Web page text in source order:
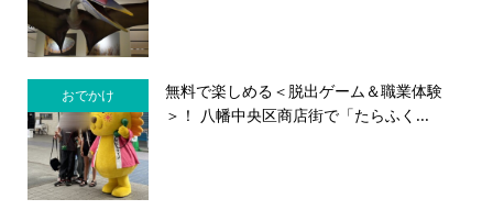
おでかけ
無料で楽しめる＜脱出ゲーム＆職業体験
＞！ 八幡中央区商店街で「たらふく...